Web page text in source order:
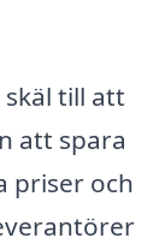
skäl till att
att spara
priser och